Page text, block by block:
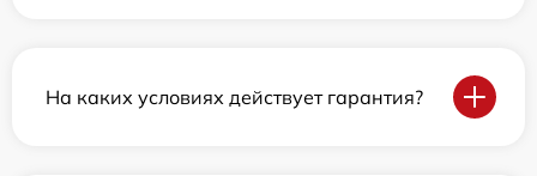
На каких условиях действует гарантия?